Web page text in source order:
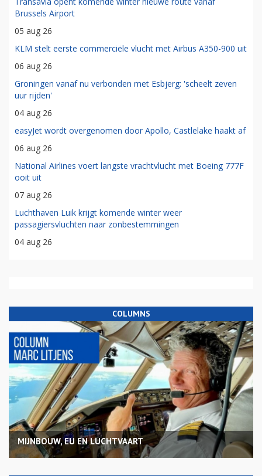
Brussels Airport
05 aug 26
KLM stelt eerste commerciële vlucht met Airbus A350-900 uit
06 aug 26
Groningen vanaf nu verbonden met Esbjerg: 'scheelt zeven
uur rijden'
04 aug 26
easyJet wordt overgenomen door Apollo, Castlelake haakt af
06 aug 26
National Airlines voert langste vrachtvlucht met Boeing 777F
ooit uit
07 aug 26
Luchthaven Luik krijgt komende winter weer
passagiersvluchten naar zonbestemmingen
04 aug 26
COLUMNS
MIJNBOUW, EU EN LUCHTVAART